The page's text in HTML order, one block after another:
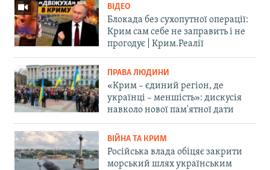
ВІДЕО
Блокада без сухопутної операції:
Крим сам себе не заправить і не
прогодує | Крим.Реалії
ПРАВА ЛЮДИНИ
«Крим – єдиний регіон, де
українці – меншість»: дискусія
навколо нової пам'ятної дати
ВІЙНА ТА КРИМ
Російська влада обіцяє закрити
морський шлях українським